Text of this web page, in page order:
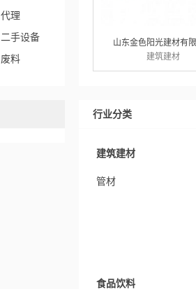
代理
二手设备
废料
山东金色阳光建材有
建筑建材
行业分类
建筑建材
管材
食品饮料